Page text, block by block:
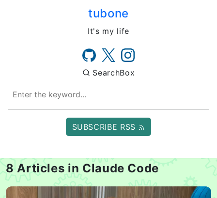
tubone
It's my life
SearchBox
SUBSCRIBE RSS
8 Articles in Claude Code
ループエンジニアリングとサイト作成と